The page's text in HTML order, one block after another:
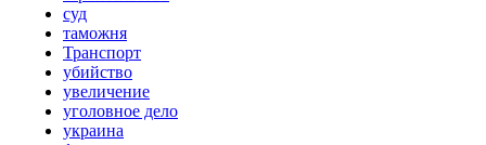
суд
таможня
Транспорт
убийство
увеличение
уголовное дело
украина